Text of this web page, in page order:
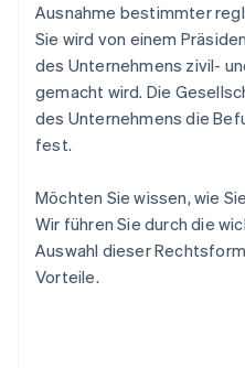
Ausnahme bestimmter
Sie wird von einem
des Unternehmens zivil-
gemacht wird. Die
des Unternehmens die
fest.
Möchten Sie wissen, wie
Wir führen Sie durch die
Auswahl dieser
Vorteile.